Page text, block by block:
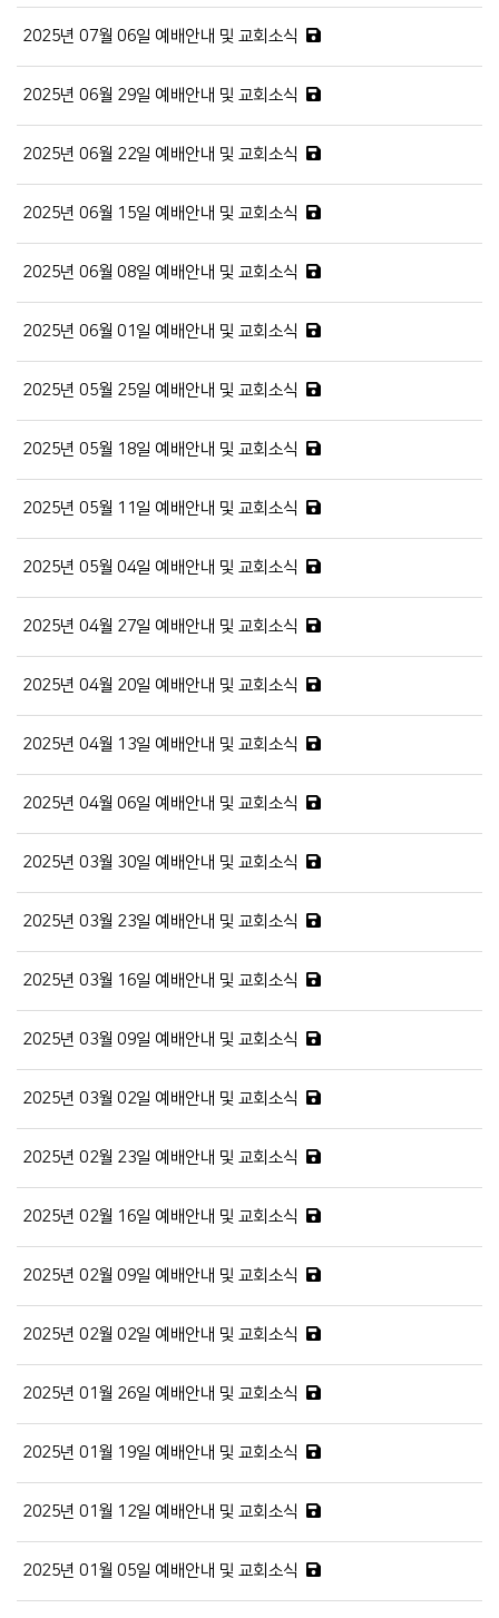
2025년 07월 06일 예배안내 및 교회소식
2025년 06월 29일 예배안내 및 교회소식
2025년 06월 22일 예배안내 및 교회소식
2025년 06월 15일 예배안내 및 교회소식
2025년 06월 08일 예배안내 및 교회소식
2025년 06월 01일 예배안내 및 교회소식
2025년 05월 25일 예배안내 및 교회소식
2025년 05월 18일 예배안내 및 교회소식
2025년 05월 11일 예배안내 및 교회소식
2025년 05월 04일 예배안내 및 교회소식
2025년 04월 27일 예배안내 및 교회소식
2025년 04월 20일 예배안내 및 교회소식
2025년 04월 13일 예배안내 및 교회소식
2025년 04월 06일 예배안내 및 교회소식
2025년 03월 30일 예배안내 및 교회소식
2025년 03월 23일 예배안내 및 교회소식
2025년 03월 16일 예배안내 및 교회소식
2025년 03월 09일 예배안내 및 교회소식
2025년 03월 02일 예배안내 및 교회소식
2025년 02월 23일 예배안내 및 교회소식
2025년 02월 16일 예배안내 및 교회소식
2025년 02월 09일 예배안내 및 교회소식
2025년 02월 02일 예배안내 및 교회소식
2025년 01월 26일 예배안내 및 교회소식
2025년 01월 19일 예배안내 및 교회소식
2025년 01월 12일 예배안내 및 교회소식
2025년 01월 05일 예배안내 및 교회소식